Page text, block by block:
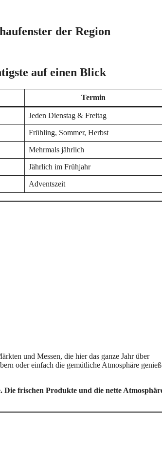
der Region
auf einen Blick
Termin
Jeden Dienstag & Freitag
Frühling, Sommer, Herbst
Mehrmals jährlich
Jährlich im Frühjahr
Adventszeit
und Messen, die hier das ganze Jahr über
oder einfach die gemütliche Atmosphäre
frischen Produkte und die nette